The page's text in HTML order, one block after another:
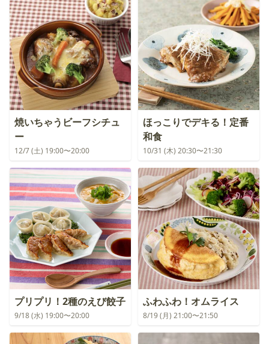
焼いちゃうビーフシチュ
ー
12/7 (土) 19:00〜20:00
ほっこりでデキる！定番
和食
10/31 (木) 20:30〜21:30
プリプリ！2種のえび餃子
9/18 (水) 19:00〜20:00
ふわふわ！オムライス
8/19 (月) 21:00〜21:50